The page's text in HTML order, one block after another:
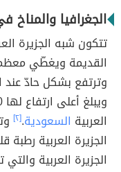
الجغرافيا والمناخ
تتكون شبه الجزيرة
القديمة ويغطّي
وترتفع بشكل حادّ عند
العربية السعودية.[٢]
الجزيرة العربية رطبة
الجزيرة العربية